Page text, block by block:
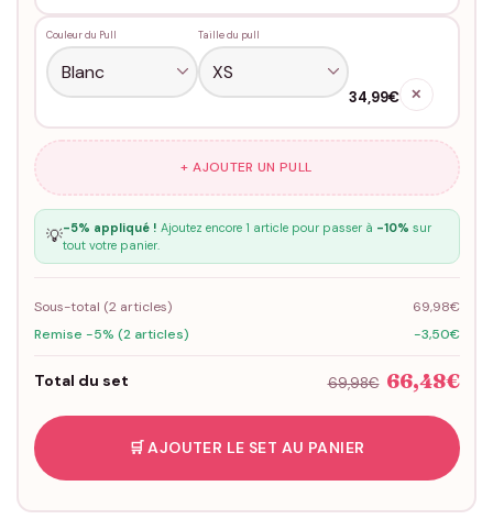
Couleur du Pull Taille du pull
34,99€ ✕
+ AJOUTER UN PULL
💡-5% appliqué ! Ajoutez encore 1 article pour passer à -10% sur
tout votre panier.
Sous-total (2articles)
69,98€
Remise -5% (2 articles)
-3,50€
Total du set 69,98€ 66,48€
🛒 AJOUTER LE SET AU PANIER